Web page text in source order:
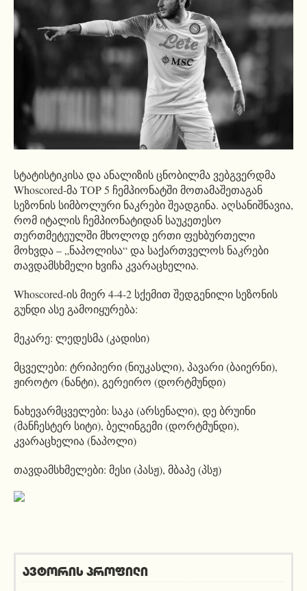
სტატისტიკისა და ანალიზის ცნობილმა ვებგვერდმა
Whoscored-მა TOP 5 ჩემპიონატში მოთამაშეთაგან
სეზონის სიმბოლური ნაკრები შეადგინა. აღსანიშნავია,
რომ იტალის ჩემპიონატიდან საუკეთესო
თერთმეტეულში მხოლოდ ერთი ფეხბურთელი
მოხვდა – „ნაპოლისა“ და საქართველოს ნაკრები
თავდამსხმელი ხვიჩა კვარაცხელია.
Whoscored-ის მიერ 4-4-2 სქემით შედგენილი სეზონის
გუნდი ასე გამოიყურება:
მეკარე: ლედესმა (კადისი)
მცველები: ტრიპიერი (ნიუკასლი), პავარი (ბაიერნი),
ჟიროტო (ნანტი), გერეირო (დორტმუნდი)
ნახევარმცველები: საკა (არსენალი), დე ბრუინი
(მანჩესტერ სიტი), ბელინგემი (დორტმუნდი),
კვარაცხელია (ნაპოლი)
თავდამსხმელები: მესი (პასჟ), მბაპე (პსჟ)
ავტორის პროფილი